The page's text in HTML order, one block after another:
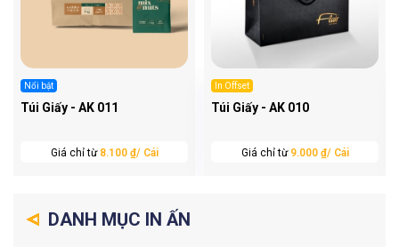
Nổi bật
Túi Giấy - AK 011
Giá chỉ từ 8.100 ₫/ Cái
In Offset
Túi Giấy - AK 010
Giá chỉ từ 9.000 ₫/ Cái
DANH MỤC IN ẤN